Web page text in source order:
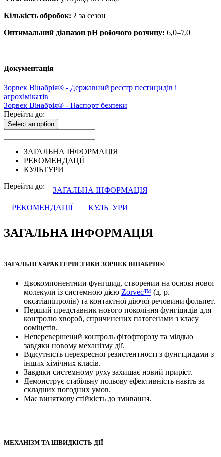
Кількість обробок: 2 за сезон
Оптимальний діапазон pH робочого розчину: 6,0–7,0
Документація
Зорвек Вінабрія® - Державний реєстр пестицидів і
агрохімікатів
Зорвек Вінабрія® - Паспорт безпеки
Перейти до:
Select an option
ЗАГАЛЬНА ІНФОРМАЦІЯ
РЕКОМЕНДАЦІЇ
КУЛЬТУРИ
Перейти до:
ЗАГАЛЬНА ІНФОРМАЦІЯ
РЕКОМЕНДАЦІЇ КУЛЬТУРИ
ЗАГАЛЬНА ІНФОРМАЦІЯ
ЗАГАЛЬНІ ХАРАКТЕРИСТИКИ ЗОРВЕК ВІНАБРІЯ®
Двокомпонентний фунгіцид, створений на основі нової
молекули із системною дією Zorvec™ (д. р. –
оксатіапіпролін) та контактної діючої речовини фольпет.
Перший представник нового покоління фунгіцидів для
контролю хвороб, спричинених патогенами з класу
ооміцетів.
Неперевершений контроль фітофторозу та мілдью
завдяки новому механізму дії.
Відсутність перехресної резистентності з фунгіцидами з
інших хімічних класів.
Завдяки системному руху захищає новий приріст.
Демонструє стабільну польову ефективність навіть за
складних погодних умов.
Має виняткову стійкість до змивання.
МЕХАНІЗМ ТА ШВИДКІСТЬ ДІЇ